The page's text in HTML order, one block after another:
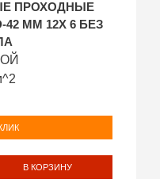
ПРОХОДНЫЕ
42 ММ 12Х 6 БЕЗ
В КОРЗИНУ